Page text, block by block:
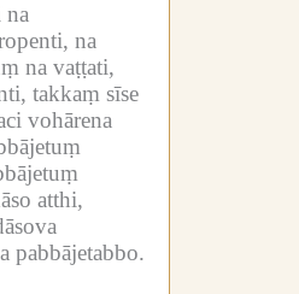
na
na
na vaṭṭati,
takkaṃ sīse
vohārena
atthi,
pabbājetabbo.